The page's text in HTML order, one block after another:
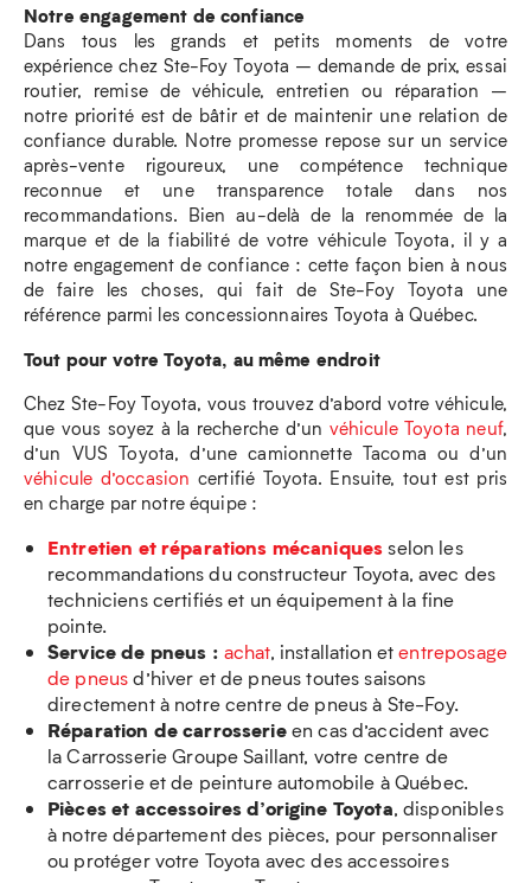
Notre engagement de confiance
Dans tous les grands et petits moments de votre
expérience chez Ste-Foy Toyota – demande de prix, essai
routier, remise de véhicule, entretien ou réparation –
notre priorité est de bâtir et de maintenir une relation de
confiance durable. Notre promesse repose sur un service
après-vente rigoureux, une compétence technique
reconnue et une transparence totale dans nos
recommandations. Bien au-delà de la renommée de la
marque et de la fiabilité de votre véhicule Toyota, il y a
notre engagement de confiance : cette façon bien à nous
de faire les choses, qui fait de Ste-Foy Toyota une
référence parmi les concessionnaires Toyota à Québec.
Tout pour votre Toyota, au même endroit
Chez Ste-Foy Toyota, vous trouvez d’abord votre véhicule,
que vous soyez à la recherche d’un véhicule Toyota neuf,
d’un VUS Toyota, d’une camionnette Tacoma ou d’un
véhicule d’occasion certifié Toyota. Ensuite, tout est pris
en charge par notre équipe :
Entretien et réparations mécaniquesselon les
recommandations du constructeur Toyota, avec des
techniciens certifiés et un équipement à la fine
pointe.
Service de pneus : achat, installation etentreposage
de pneusd’hiver et de pneus toutes saisons
directement à notre centre de pneus à Ste-Foy.
Réparation de carrosserieen cas d’accident avec
la Carrosserie Groupe Saillant, votre centre de
carrosserie et de peinture automobile à Québec.
Pièces et accessoires d’origine Toyota, disponibles
à notre département des pièces, pour personnaliser
ou protéger votre Toyota avec des accessoires